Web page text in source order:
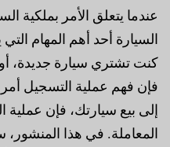
عندما يتعلق الأمر بملكية
السيارة أحد أهم المهام
كنت تشتري سيارة جديدة، أو
فإن فهم عملية التسجيل أمر
إلى بيع سيارتك، فإن
المعاملة. في هذا